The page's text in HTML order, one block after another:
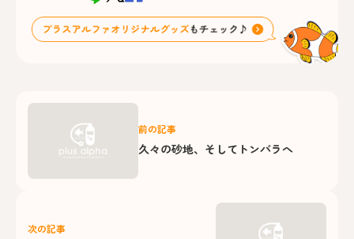
前の記事
久々の砂地、そしてトンバラへ
次の記事